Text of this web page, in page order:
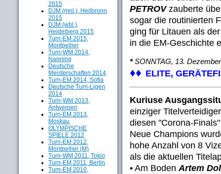
2015
DJM (mnl.), Heilbronn
2015
DJM (wbl.),
Heidelberg 2015
Turn-EM 2015,
Montpellier
Turn-WM 2014,
Nanning
Deutsche
Meisterschaften 2014
Turn-EM 2014, Sofia
Deutsche Turn-Ligen
2014
Turn-WM 2013,
Antwerpen
Turn-EM 2013,
Moskau
OLYMPISCHE
SPIELE 2012
Turn-EM 2012,
Montpellier (M)
Turn-WM 2011, Tokio
Turn-EM 2011, Berlin
Turn-EM 2010,
PETROVzauberte
sogar die routinierten
ging für Litauen als
in die EM-Geschichte
*SONNTAG, 13. Dezember
♦♦ ELITE,
Kuriuse
einziger
diesen "Corona-
Neue Champions
hohe Anzahl von 8
als die aktuellen
• Am Boden Artem